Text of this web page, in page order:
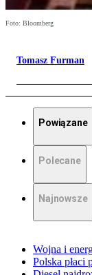
Foto: Bloomberg
Tomasz Furman
Powiązane
Polecane
Najnowsze
Wojna i
Polska płaci